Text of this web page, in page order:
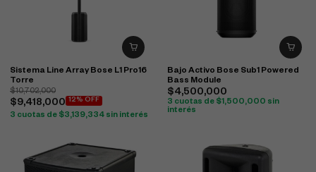
Sistema Line Array Bose L1 Pro16
Torre
$10,702,000
$9,418,000 12% OFF
3 cuotas de $3,139,334 sin interés
Bajo Activo Bose Sub1 Powered
Bass Module
$4,500,000
3 cuotas de $1,500,000 sin
interés